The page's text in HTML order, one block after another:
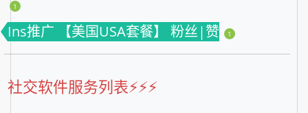
1
Ins推广 【美国USA套餐】 粉丝|赞 1
社交软件服务列表⚡️⚡️⚡️